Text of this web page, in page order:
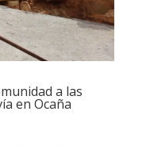
a las
en Ocaña